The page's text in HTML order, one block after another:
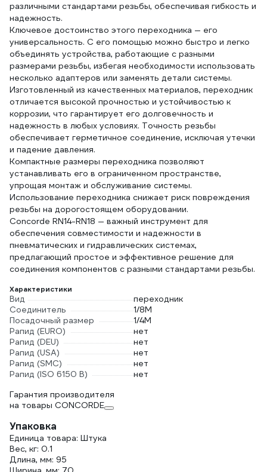
различными стандартами резьбы, обеспечивая гибкость и
надежность.
Ключевое достоинство этого переходника — его
универсальность. С его помощью можно быстро и легко
объединять устройства, работающие с разными
размерами резьбы, избегая необходимости использовать
несколько адаптеров или заменять детали системы.
Изготовленный из качественных материалов, переходник
отличается высокой прочностью и устойчивостью к
коррозии, что гарантирует его долговечность и
надежность в любых условиях. Точность резьбы
обеспечивает герметичное соединение, исключая утечки
и падение давления.
Компактные размеры переходника позволяют
устанавливать его в ограниченном пространстве,
упрощая монтаж и обслуживание системы.
Использование переходника снижает риск повреждения
резьбы на дорогостоящем оборудовании.
Concorde RN14-RN18 — важный инструмент для
обеспечения совместимости и надежности в
пневматических и гидравлических системах,
предлагающий простое и эффективное решение для
соединения компонентов с разными стандартами резьбы.
Характеристики
Вид
переходник
Соединитель
1/8М
Посадочный размер
1/4М
Рапид (EURO)
нет
Рапид (DEU)
нет
Рапид (USA)
нет
Рапид (SMC)
нет
Рапид (ISO 6150 B)
нет
Гарантия производителя
на товары CONCORDE
Упаковка
Единица товара: Штука
Вес, кг: 0.1
Длина, мм: 95